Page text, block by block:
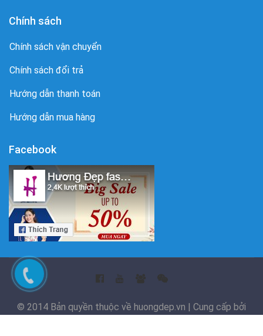
Chính sách
Chính sách vận chuyển
Chính sách đổi trả
Hướng dẫn thanh toán
Hướng dẫn mua hàng
Facebook
© 2014 Bản quyền thuộc về huongdep.vn | Cung cấp bởi